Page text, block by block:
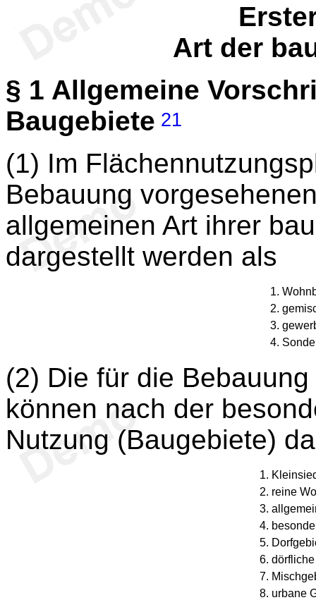
Art der
§ 1 Allgemeine
Baugebiete 21
(1) Im
Bebauung
allgemeinen Art ihrer
dargestellt werden als
1.
2.
3.
4.
(2) Die für die
können nach der
Nutzung (Baugebiete)
1.
2. reine
3.
4.
5.
6.
7.
8. urbane